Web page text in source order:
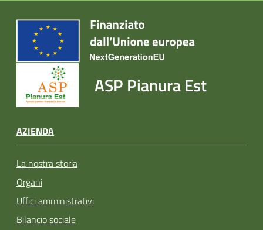
ASP Pianura Est
AZIENDA
La nostra storia
Organi
Uffici amministrativi
Bilancio sociale